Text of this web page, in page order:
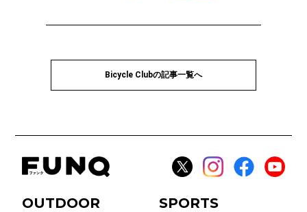
Bicycle Clubの記事一覧へ
OUTDOOR
SPORTS